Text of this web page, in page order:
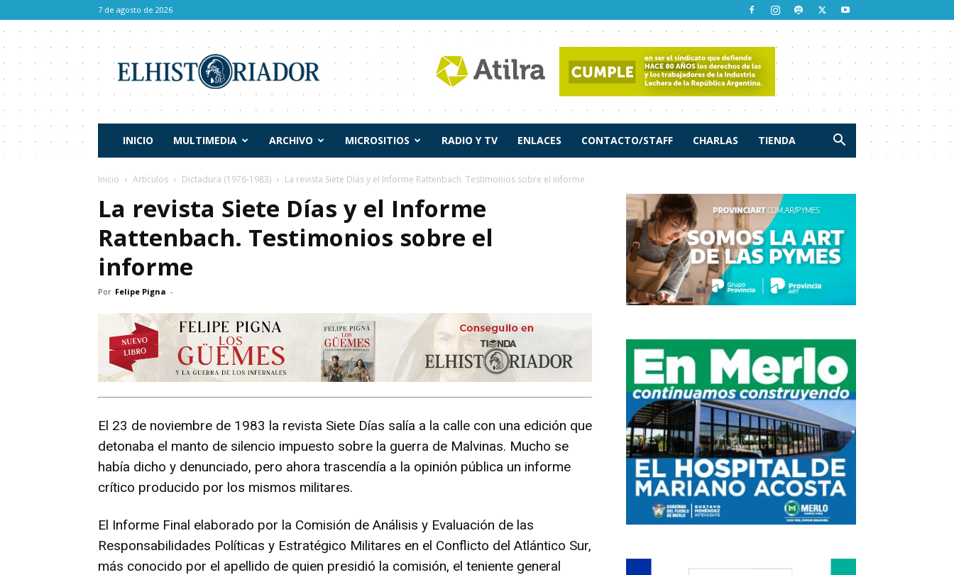
7 de agosto de 2026
Historiador
INICIO MULTIMEDIA ARCHIVO MICROSITIOS RADIO Y TV ENLACES CONTACTO/STAFF CHARLAS TIENDA
Inicio Artículos Dictadura (1976-1983) La revista Siete Días y el Informe Rattenbach. Testimonios sobre el informe
La revista Siete Días y el Informe
Rattenbach. Testimonios sobre el
informe
Por Felipe Pigna -
El 23 de noviembre de 1983 la revista Siete Días salía a la calle con una edición que
detonaba el manto de silencio impuesto sobre la guerra de Malvinas. Mucho se
había dicho y denunciado, pero ahora trascendía a la opinión pública un informe
crítico producido por los mismos militares.
El Informe Final elaborado por la Comisión de Análisis y Evaluación de las
Responsabilidades Políticas y Estratégico Militares en el Conflicto del Atlántico Sur,
más conocido por el apellido de quien presidió la comisión, el teniente general